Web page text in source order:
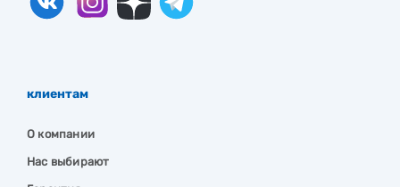
клиентам
О компании
Нас выбирают